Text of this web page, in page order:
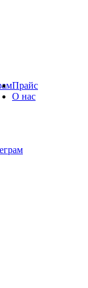
Прайс
О нас